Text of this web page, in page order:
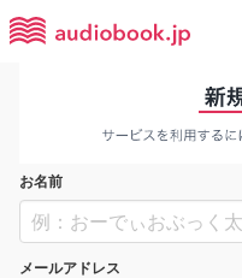
お名前
メールアドレス